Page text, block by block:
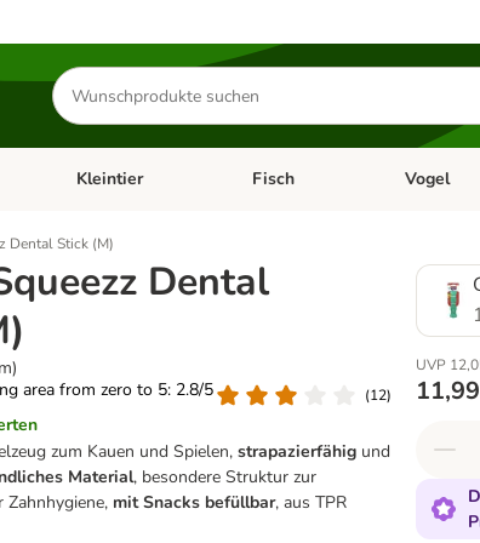
Produkte
suchen
& Zubehör
Kategorie-Menü öffnen: Hundefutter & Zubehör
Kleintier Kategorie-Menü öffnen: Kleintier
Fisch Kategorie-
Vogel
Dental Stick (M)
Dental
area from zero to 5: 2.8/5
(12)
zum Kauen und Spielen, strapazierfähig und
Material, besondere Struktur zur
mit Snacks befüllbar, aus TPR
UVP